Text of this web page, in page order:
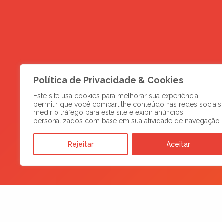
Política de Privacidade & Cookies
Este site usa cookies para melhorar sua experiência,
permitir que você compartilhe conteúdo nas redes
medir o tráfego para este site e exibir anúncios
personalizados com base em sua atividade de navegação.
Rejeitar Aceitar